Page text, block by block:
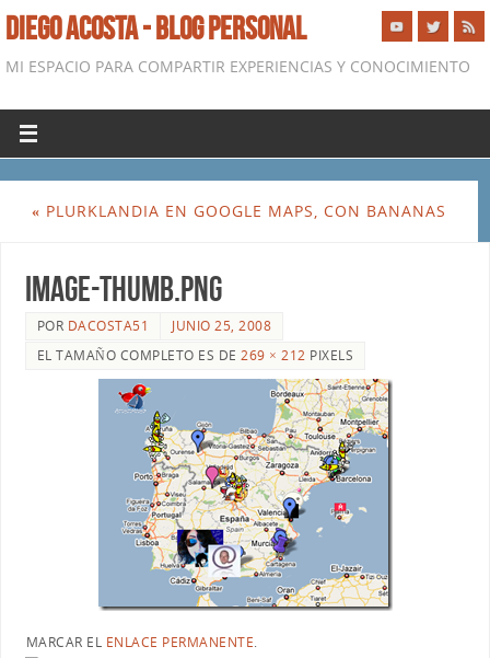
DIEGO ACOSTA - BLOG PERSONAL
MI ESPACIO PARA COMPARTIR EXPERIENCIAS Y CONOCIMIENTO
« PLURKLANDIA EN GOOGLE MAPS, CON BANANAS
image-thumb.png
POR DACOSTA51
JUNIO 25, 2008
EL TAMAÑO COMPLETO ES DE269 × 212 PIXELS
MARCAR EL ENLACE PERMANENTE.